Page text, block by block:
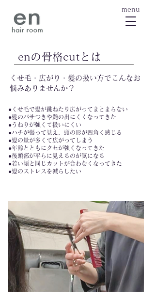
menu
enの骨格cutとは
​くせ毛・広がり・髪の扱い方でこんなお
悩みありませんか？
●くせ毛で髪が跳ねたり広がってまとまらない​
●髪のパサつきや艶の出にくくなってきた
●うねりが強くて扱いにくい
●ハチが張って見え、頭の形が四角く感じる
​●髪の量が多くて広がってしまう
​●年齢とともにクセが強くなってきた
​●後頭部が平らに見えるのが気になる
​●若い頃と同じカットが合わなくなってきた
●髪のストレスを減らしたい